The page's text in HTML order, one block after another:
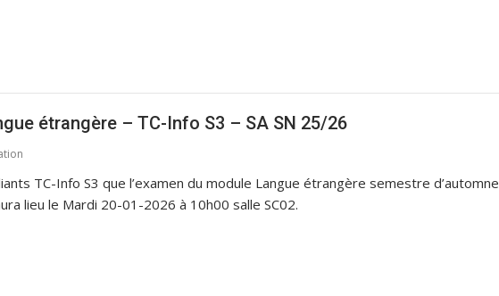
étrangère – TC-Info S3 – SA SN 25/26
TC-Info S3 que l’examen du module Langue étrangère semestre d’automne
lieu le Mardi 20-01-2026 à 10h00 salle SC02.